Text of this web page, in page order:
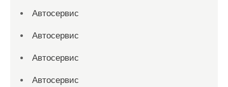
Автосервис
Автосервис
Автосервис
Автосервис